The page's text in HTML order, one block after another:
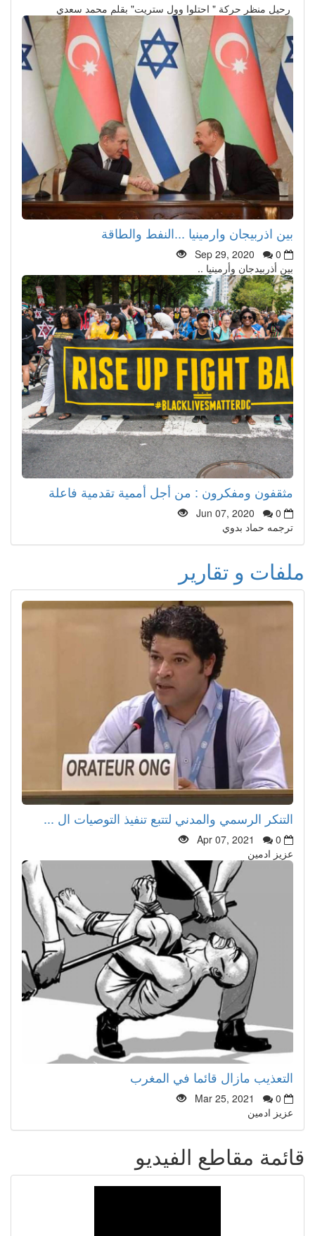
رحيل منظر حركة " احتلوا وول ستريت" بقلم محمد سعدي
بين اذربيجان وارمينيا ...النفط والطاقة
Sep 29, 2020
0
بين أذربيدجان وأرمينيا ..
مثقفون ومفكرون : من أجل أممية تقدمية فاعلة
Jun 07, 2020
0
ترجمه حماد بدوي
ملفات و تقارير
التنكر الرسمي والمدني لتتبع تنفيذ التوصيات ال ...
Apr 07, 2021
0
عزيز ادمين
التعذيب مازال قائما في المغرب
Mar 25, 2021
0
عزيز ادمين
قائمة مقاطع الفيديو